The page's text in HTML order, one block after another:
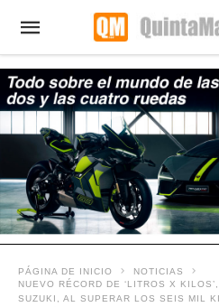
PÁGINA DE INICIO
NOTICIAS
NUEVO RÉCORD DE ‘LITROS X
SUZUKI, AL SUPERAR LOS SEIS MIL